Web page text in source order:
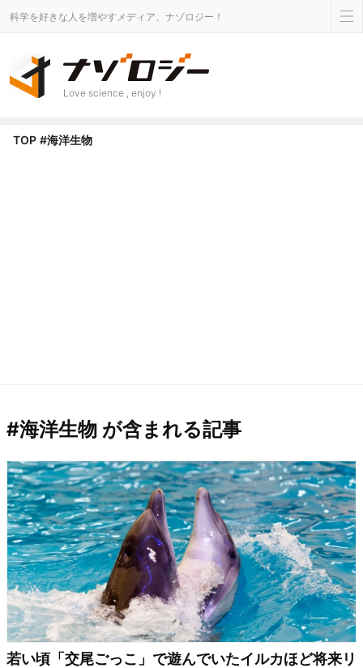
科学を好きな人を増やすメディア、ナゾロジー！
Love science , enjoy !
TOP #海洋生物
#海洋生物 が含まれる記事
若い頃「交尾ごっこ」で遊んでいたイルカほど将来リ